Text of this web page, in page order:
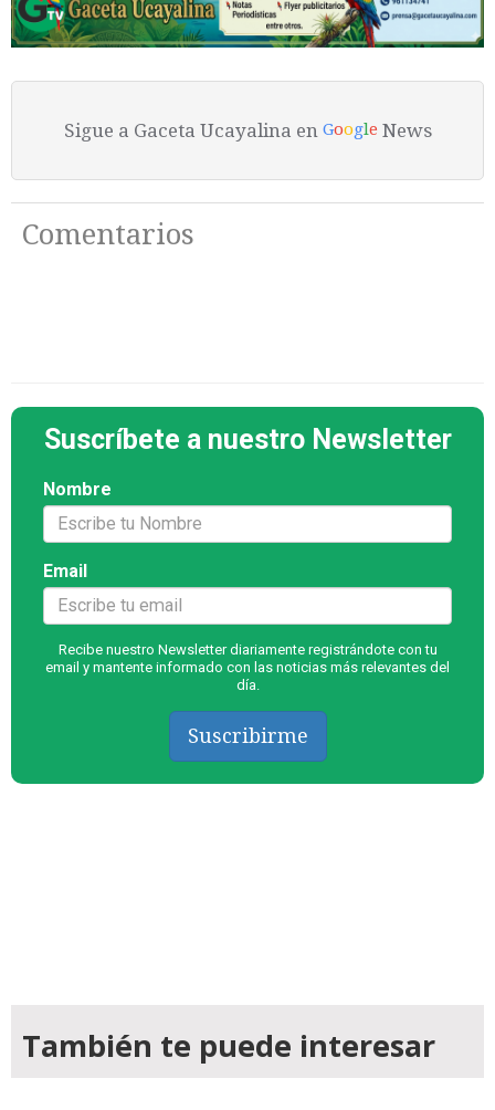
Sigue a Gaceta Ucayalina en Google News
Comentarios
Suscríbete a nuestro Newsletter
Nombre
Email
Recibe nuestro Newsletter diariamente registrándote con tu
email y mantente informado con las noticias más relevantes del
día.
Suscribirme
También te puede interesar